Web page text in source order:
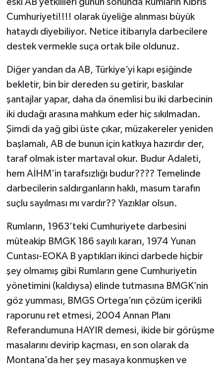
Cumhuriyeti!!!! olarak üyeliğe alınması büyük
hataydı diyebiliyor. Netice itibarıyla darbecilere
destek vermekle suça ortak bile oldunuz.
Diğer yandan da AB, Türkiye’yi kapı eşiğinde
bekletir, bin bir dereden su getirir, baskılar
şantajlar yapar, daha da önemlisi bu iki darbecinin
iki dudağı arasına mahkum eder hiç sıkılmadan.
Şimdi da yağ gibi üste çıkar, müzakereler yeniden
başlamalı, AB de bunun için katkıya hazırdır der,
taraf olmak ister martaval okur. Budur Adaleti,
hem AİHM’in tarafsızlığı budur???? Temelinde
darbecilerin saldırganların haklı, masum tarafın
suçlu sayılması mı vardır?? Yazıklar olsun.
Rumların, 1963’teki Cumhuriyete darbesini
müteakip BMGK 186 sayılı kararı, 1974 Yunan
Cuntası-EOKA B yaptıkları ikinci darbede hiçbir
şey olmamış gibi Rumların gene Cumhuriyetin
yönetimini (kaldıysa) elinde tutmasına BMGK’nin
göz yumması, BMGS Ortega’nın çözüm içerikli
raporunu ret etmesi, 2004 Annan Planı
Referandumuna HAYIR demesi, ikide bir görüşme
masalarını devirip kaçması, en son olarak da
Montana’da her şey masaya konmuşken ve